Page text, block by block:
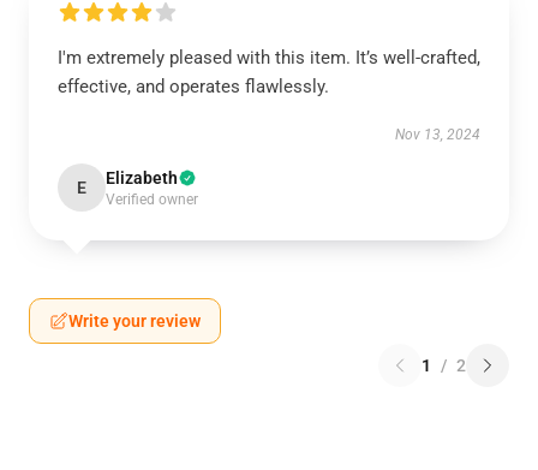
I'm extremely pleased with this item. It’s well-crafted,
effective, and operates flawlessly.
Nov 13, 2024
E Elizabeth
Verified owner
Write your review
1 / 2